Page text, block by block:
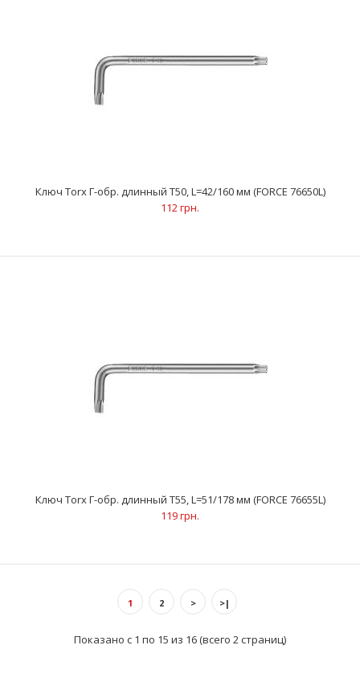
Ключ Torx Г-обр. длинный Т40, L=38/126 мм (FORCE 76640L)
..
Ключ Torx Г-обр. длинный Т50, L=42/160 мм (FORCE 76650L)
112 грн.
Ключ Torx Г-обр. длинный Т55, L=51/178 мм (FORCE 76655L)
119 грн.
1 2 > >|
Показано с 1 по 15 из 16 (всего 2 страниц)